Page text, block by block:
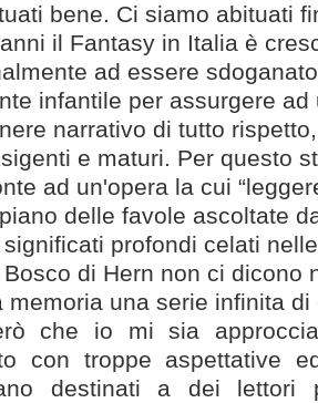
bene. Ci siamo abituati
il Fantasy in Italia è
ad essere
infantile per assurgere ad
narrativo di tutto
e maturi. Per questo
ad un'opera la cui
delle favole ascoltate
profondi celati
di Hern non ci dicono
memoria una serie infinita di
che io mi sia
con troppe aspettative
destinati a dei lettori